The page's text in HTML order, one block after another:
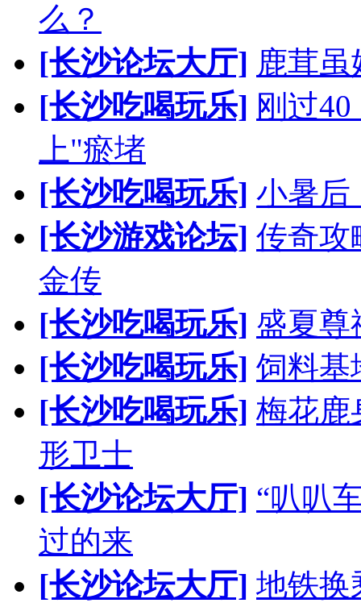
么？
[长沙论坛大厅] 鹿茸
[长沙吃喝玩乐] 刚过
上"瘀堵
[长沙吃喝玩乐] 小暑后
[长沙游戏论坛] 传奇攻
金传
[长沙吃喝玩乐] 盛夏尊
[长沙吃喝玩乐] 饲料基
[长沙吃喝玩乐] 梅花鹿
形卫士
[长沙论坛大厅] “叭叭
过的来
[长沙论坛大厅] 地铁换